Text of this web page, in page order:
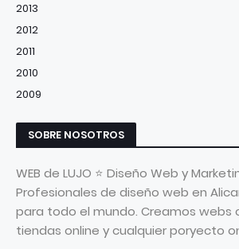
2013
2012
2011
2010
2009
SOBRE NOSOTROS
WEB de LUJO ⭐ Diseño Web y
Profesionales de diseño web en
para todo el mundo. Creamos webs
tiendas online y cualquier poryecto